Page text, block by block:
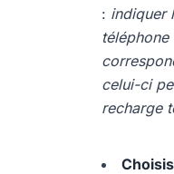
: indiquer
celui-ci
recharge